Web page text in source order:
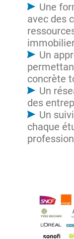
Une
avec des
Un
concrète
Un
des
Un
chaque